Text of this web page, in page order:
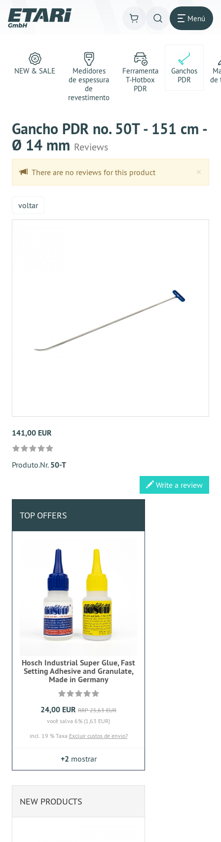
Menú
NEW & SALE
Medidores
de espessura
de
revestimento
Ferramenta
T-Hotbox
PDR
Ganchos
PDR
de
Gancho PDR no. 50T - 151 cm -
Ø 14 mm Reviews
×
There are no reviews for this product
voltar
141,00 EUR
Produto.Nr. 50-T
Write a review
TOP OFFERS
Hosch Industrial Super Glue, Fast
Setting Adhesive and Granulate,
Made in Germany
24,00 EUR RRP 25,63 EUR
você salva 6% (1,63 EUR)
incl. 19 % Taxa Excluir custos de envio?
+2 mostrar
NEW PRODUCTS